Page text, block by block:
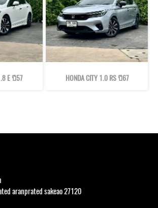
E ปี57 HONDA CITY 1.0 RS ปี67
aranprated sakeao 27120